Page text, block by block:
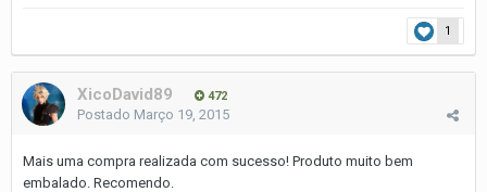
1
XicoDavid89 472
Postado Março 19, 2015
Mais uma compra realizada com sucesso! Produto muito bem
embalado. Recomendo.